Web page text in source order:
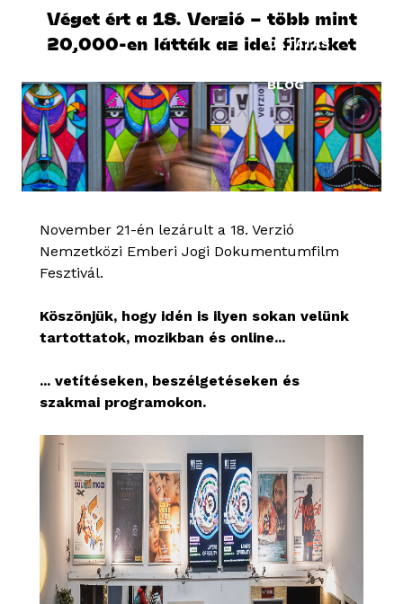
DOCLAB
OKTATÁS
BLOG
Véget ért a 18. Verzió – több mint
20,000-en látták az idei filmeket
November 21-én lezárult a 18. Verzió
Nemzetközi Emberi Jogi Dokumentumfilm
Fesztivál.
Köszönjük, hogy idén is ilyen sokan velünk
tartottatok, mozikban és online...
... vetítéseken, beszélgetéseken és
szakmai programokon.